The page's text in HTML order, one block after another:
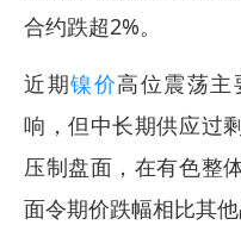
合约跌超2%。
近期镍价高位震荡主
响，但中长期供应过
压制盘面，在有色整
面令期价跌幅相比其他